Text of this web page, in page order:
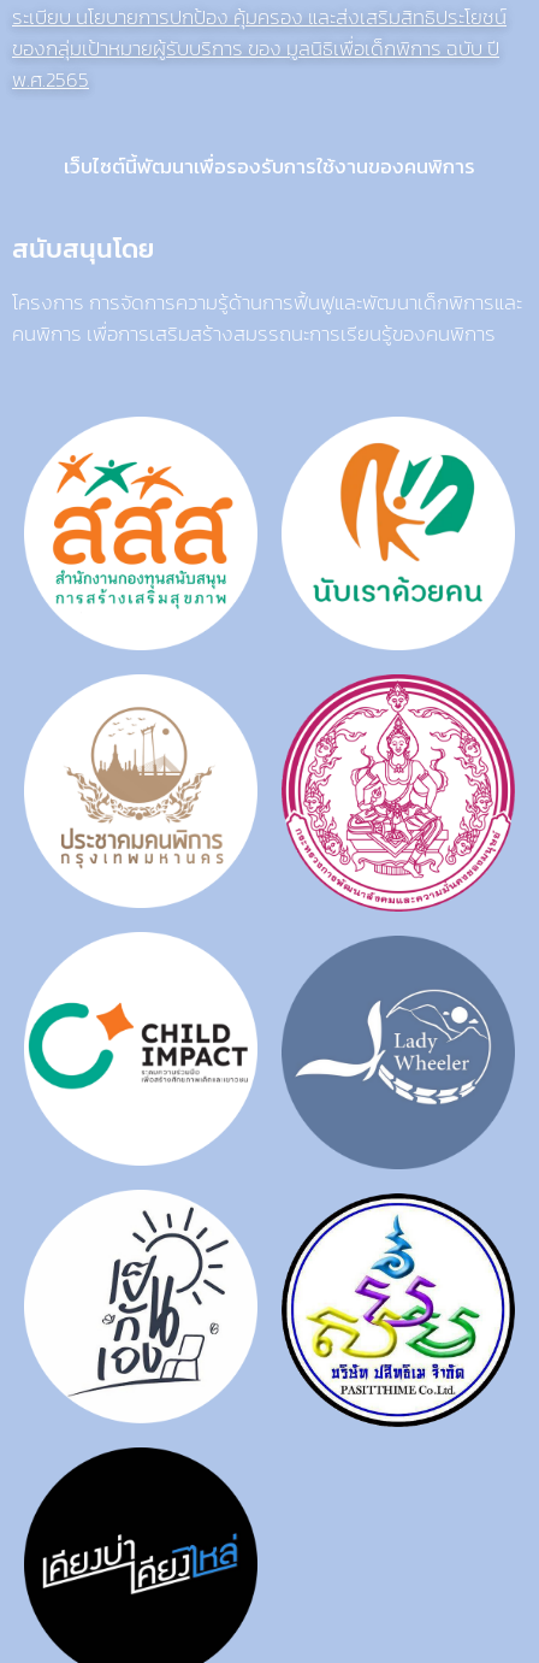
ระเบียบ นโยบายการปกป้อง คุ้มครอง และส่งเสริมสิทธิประโยชน์
ของกลุ่มเป้าหมายผู้รับบริการ ของ มูลนิธิเพื่อเด็กพิการ ฉบับ ปี
พ.ศ.2565
เว็บไซต์นี้พัฒนาเพื่อรองรับการใช้งานของคนพิการ
สนับสนุนโดย
โครงการ การจัดการความรู้ด้านการฟื้นฟูและพัฒนาเด็กพิการและ
คนพิการ เพื่อการเสริมสร้างสมรรถนะการเรียนรู้ของคนพิการ